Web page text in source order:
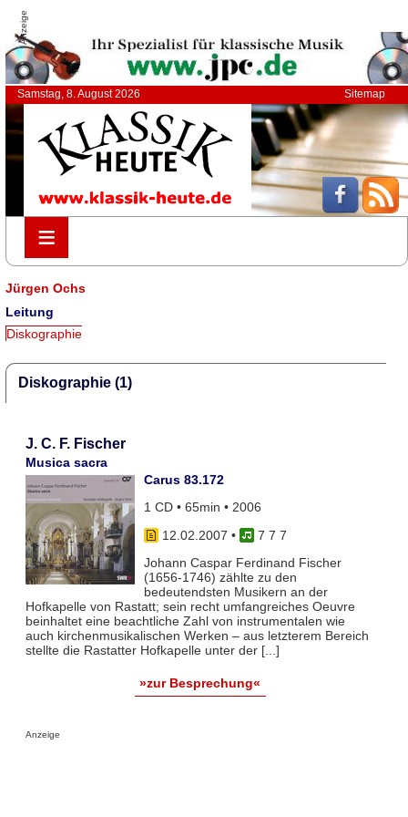
Anzeige
Samstag, 8. August 2026 Sitemap
≡
≡
Jürgen Ochs
Leitung
Diskographie
Diskographie (1)
J. C. F. Fischer
Musica sacra
Carus 83.172
1 CD • 65min • 2006
12.02.2007 •
7 7 7
Johann Caspar Ferdinand Fischer
(1656-1746) zählte zu den
bedeutendsten Musikern an der
Hofkapelle von Rastatt; sein recht umfangreiches Oeuvre
beinhaltet eine beachtliche Zahl von instrumentalen wie
auch kirchenmusikalischen Werken – aus letzterem Bereich
stellte die Rastatter Hofkapelle unter der [...]
»zur Besprechung«
Anzeige